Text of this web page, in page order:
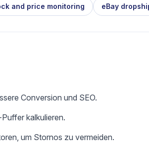
and price monitoring eBay
Conversion und SEO.
kalkulieren.
um Stornos zu vermeiden.